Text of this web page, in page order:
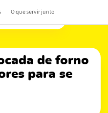
para se
O que servir junto